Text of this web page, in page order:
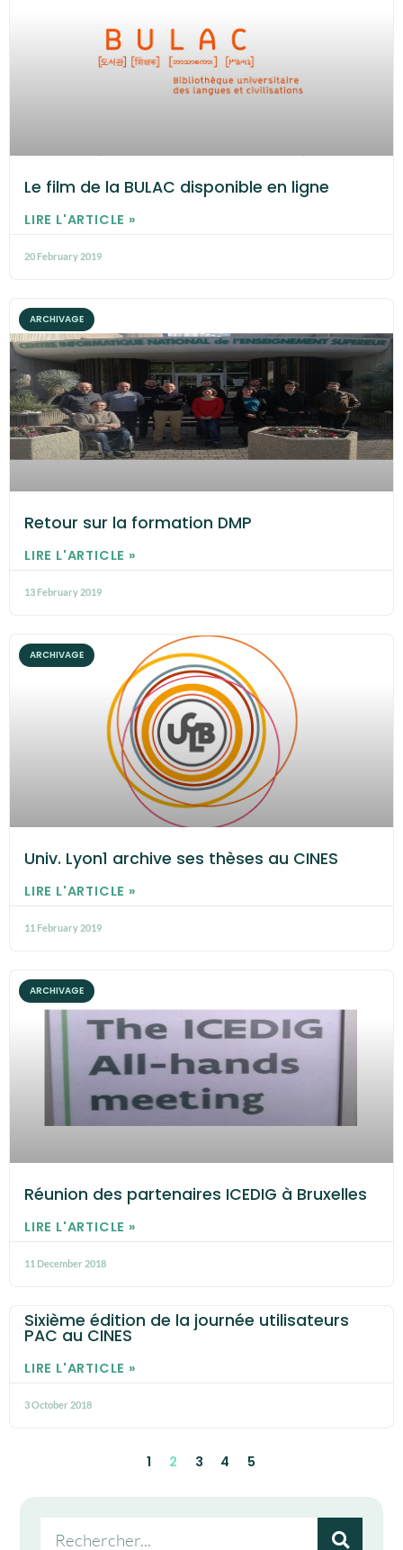
Le film de la BULAC disponible en ligne
LIRE L'ARTICLE »
20 February 2019
ARCHIVAGE
Retour sur la formation DMP
LIRE L'ARTICLE »
13 February 2019
ARCHIVAGE
Univ. Lyon1 archive ses thèses au CINES
LIRE L'ARTICLE »
11 February 2019
ARCHIVAGE
Réunion des partenaires ICEDIG à Bruxelles
LIRE L'ARTICLE »
11 December 2018
Sixième édition de la journée utilisateurs
PAC au CINES
LIRE L'ARTICLE »
3 October 2018
1 2 3 4 5